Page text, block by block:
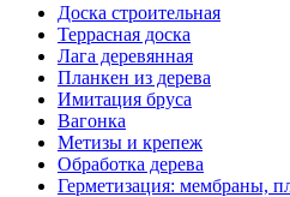
Доска строительная
Террасная доска
Лага деревянная
Планкен из дерева
Имитация бруса
Вагонка
Метизы и крепеж
Обработка дерева
Герметизация: мембраны,